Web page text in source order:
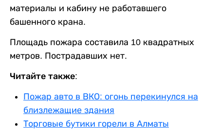
материалы и кабину не работавшего
башенного крана.
Площадь пожара составила 10 квадратных
метров. Пострадавших нет.
Читайте также:
Пожар авто в ВКО: огонь перекинулся на
близлежащие здания
Торговые бутики горели в Алматы